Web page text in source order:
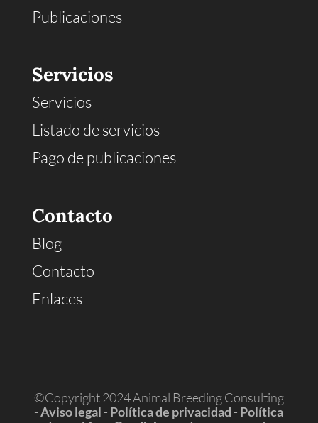
Publicaciones
Servicios
Servicios
Listado de servicios
Pago de publicaciones
Contacto
Blog
Contacto
Enlaces
©Copyright 2024 Animal Breeding Consulting
-Aviso legal - Política de privacidad - Política